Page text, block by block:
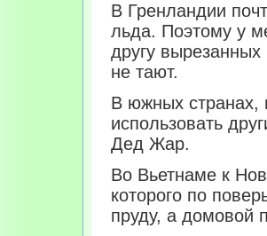
В Гренландии
льда. Поэтому у
другу
не тают.
В южных странах,
использовать
Дед Жар.
Во Вьетнаме к
которого по
пруду, а домовой